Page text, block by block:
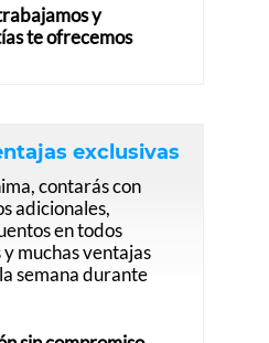
y
te ofrecemos
exclusivas
contarás con
adicionales,
en todos
muchas ventajas
semana durante